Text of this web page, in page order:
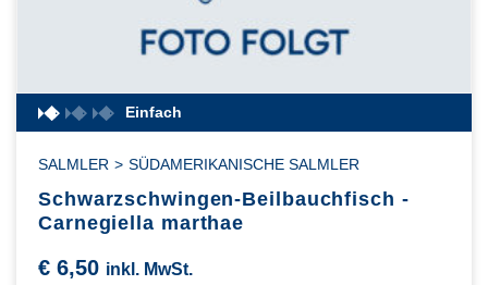
Einfach
SALMLER > SÜDAMERIKANISCHE SALMLER
Schwarzschwingen-Beilbauchfisch -
Carnegiella marthae
€ 6,50 inkl. MwSt.